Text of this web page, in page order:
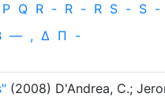
P Q R - R - R S - S -
— , Δ Π -
(2008) D'Andrea, C.;